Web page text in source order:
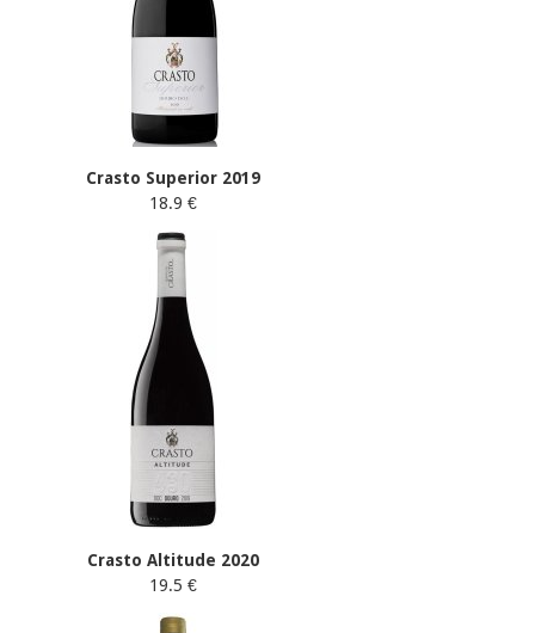
Crasto Superior 2019
18.9 €
Crasto Altitude 2020
19.5 €